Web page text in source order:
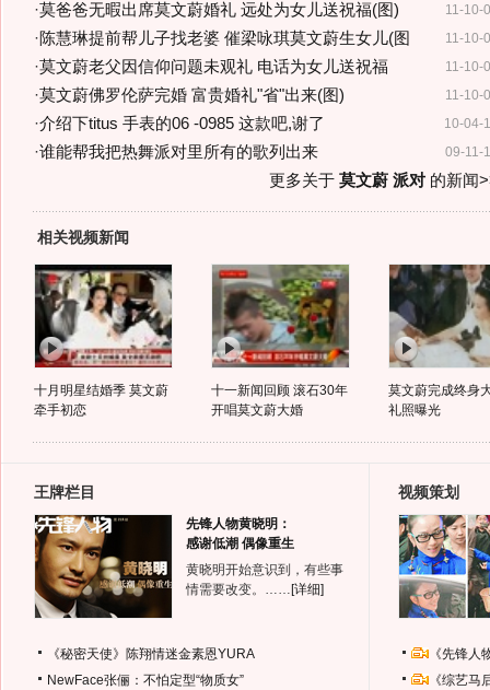
11-10-
·莫爸爸无暇出席莫文蔚婚礼 远处为女儿送祝福(图)
11-10-
·陈慧琳提前帮儿子找老婆 催梁咏琪莫文蔚生女儿(图
11-10-
·莫文蔚老父因信仰问题未观礼 电话为女儿送祝福
11-10-
·莫文蔚佛罗伦萨完婚 富贵婚礼"省"出来(图)
10-04-
·介绍下titus 手表的06 -0985 这款吧,谢了
09-11-
·谁能帮我把热舞派对里所有的歌列出来
更多关于 莫文蔚 派对的新闻
相关视频新闻
十月明星结婚季 莫文蔚
牵手初恋
十一新闻回顾 滚石30年
开唱莫文蔚大婚
莫文蔚完成终身
礼照曝光
王牌栏目
先锋人物黄晓明：
感谢低潮 偶像重生
黄晓明开始意识到，有些事
情需要改变。…… [详细]
《秘密天使》陈翔情迷金素恩YURA
NewFace张俪：不怕定型“物质女”
视频策划
《先锋
《综艺